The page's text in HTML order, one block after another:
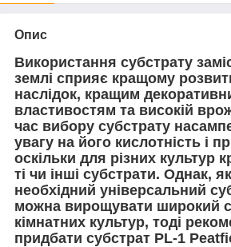
Опис
Використання субстрату
землі сприяє кращому
наслідок, кращим
властивостям та високій
час вибору субстрату
увагу на його кислотність і
оскільки для різних культур
ті чи інші субстрати. Однак,
необхідний універсальний
можна вирощувати широкий
кімнатних культур, тоді
придбати субстрат PL-1